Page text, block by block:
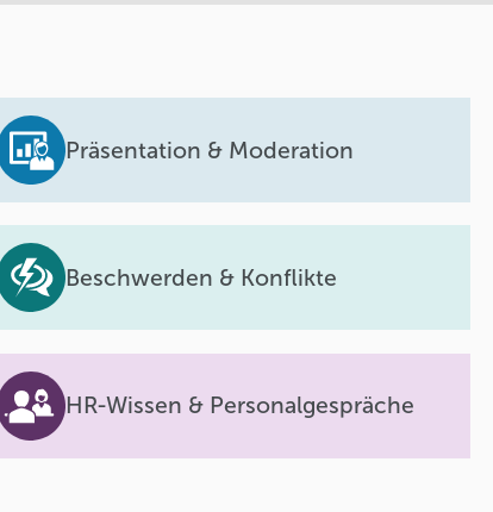
Präsentation & Moderation
Beschwerden & Konflikte
HR-Wissen & Personalgespräche